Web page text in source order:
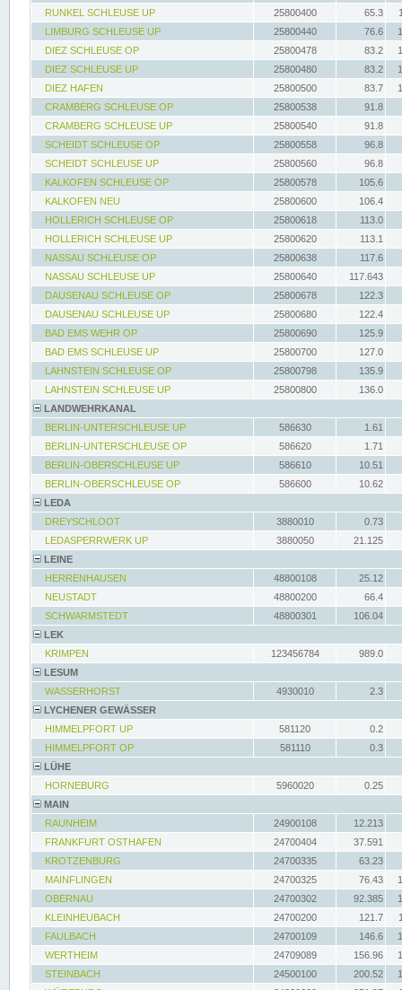
RUNKEL SCHLEUSE UP
25800400 65.3
LIMBURG SCHLEUSE UP
25800440 76.6
DIEZ SCHLEUSE OP
25800478 83.2
DIEZ SCHLEUSE UP
25800480 83.2
DIEZ HAFEN
25800500 83.7
CRAMBERG SCHLEUSE OP
25800538
91.8
CRAMBERG SCHLEUSE UP
25800540
91.8
SCHEIDT SCHLEUSE OP
25800558
96.8
SCHEIDT SCHLEUSE UP
25800560
96.8
KALKOFEN SCHLEUSE OP
25800578
105.6
KALKOFEN NEU
25800600
106.4
HOLLERICH SCHLEUSE OP
25800618
113.0
HOLLERICH SCHLEUSE UP
25800620
113.1
NASSAU SCHLEUSE OP
25800638
117.6
NASSAU SCHLEUSE UP
25800640
117.643
DAUSENAU SCHLEUSE OP
25800678
122.3
DAUSENAU SCHLEUSE UP
25800680
122.4
BAD EMS WEHR OP
25800690
125.9
BAD EMS SCHLEUSE UP
25800700
127.0
LAHNSTEIN SCHLEUSE OP
25800798
135.9
LAHNSTEIN SCHLEUSE UP
25800800
136.0
LANDWEHRKANAL
BERLIN-UNTERSCHLEUSE UP
586630
1.61
BERLIN-UNTERSCHLEUSE OP
586620
1.71
BERLIN-OBERSCHLEUSE UP
586610
10.51
BERLIN-OBERSCHLEUSE OP
586600
10.62
LEDA
DREYSCHLOOT
3880010
0.73
LEDASPERRWERK UP
3880050
21.125
LEINE
HERRENHAUSEN
48800108
25.12
NEUSTADT
48800200
66.4
SCHWARMSTEDT
48800301
106.04
LEK
KRIMPEN
123456784
989.0
LESUM
WASSERHORST
4930010
2.3
LYCHENER GEWÄSSER
HIMMELPFORT UP
581120
0.2
HIMMELPFORT OP
581110
0.3
LÜHE
HORNEBURG
5960020
0.25
MAIN
RAUNHEIM
24900108
12.213
FRANKFURT OSTHAFEN
24700404
37.591
KROTZENBURG
24700335
63.23
MAINFLINGEN
24700325 76.43
OBERNAU
24700302 92.385
KLEINHEUBACH
24700200 121.7
FAULBACH
24700109 146.6
WERTHEIM
24709089 156.96
STEINBACH
24500100 200.52